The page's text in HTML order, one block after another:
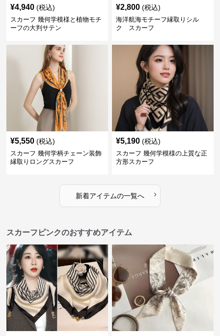
¥4,940 (税込)
スカーフ 幾何学模様と植物モチ
ーフの大判サテン
¥2,800 (税込)
海洋航海モチーフ縁取りシル
ク スカーフ
¥5,550 (税込)
スカーフ 幾何学柄チェーン装飾
縁取りロングスカーフ
¥5,190 (税込)
スカーフ 幾何学模様の上質な正
方形スカーフ
新着アイテムの一覧へ ›
スカーフピンクのおすすめアイテム